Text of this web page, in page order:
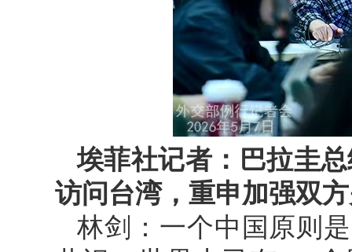
埃菲社记者：巴拉圭
访问台湾，重申加强双
林剑：一个中国原则